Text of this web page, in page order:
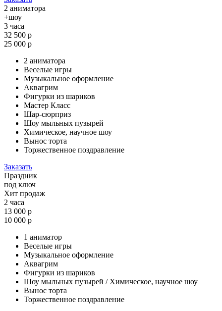
2 аниматора
+шоу
3 часа
32 500 р
25 000 р
2 аниматора
Веселые игры
Музыкальное оформление
Аквагрим
Фигурки из шариков
Мастер Класс
Шар-сюрприз
Шоу мыльных пузырей
Химическое, научное шоу
Вынос торта
Торжественное поздравление
Заказать
Праздник
под ключ
Хит продаж
2 часа
13 000 р
10 000 р
1 аниматор
Веселые игры
Музыкальное оформление
Аквагрим
Фигурки из шариков
Шоу мыльных пузырей / Химическое, научное шоу
Вынос торта
Торжественное поздравление